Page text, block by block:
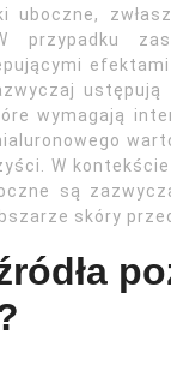
uboczne,
przypadku
wymagają
W
są
skóry